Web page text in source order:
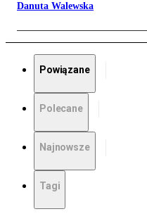
Danuta Walewska
Powiązane
Polecane
Najnowsze
Tagi